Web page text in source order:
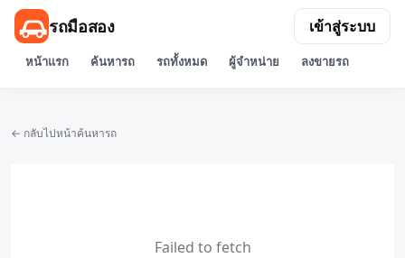
รถมือสอง
หน้าแรก ค้นหารถ รถทั้งหมด ผู้จำหน่าย ลงขายรถ
เข้าสู่ระบบ
← กลับไปหน้าค้นหารถ
Failed to fetch